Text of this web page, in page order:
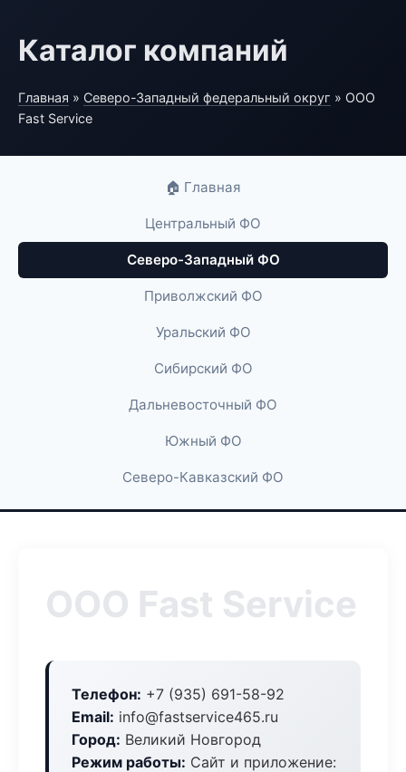
Каталог компаний
Главная » Северо-Западный федеральный округ » ООО
Fast Service
🏠 Главная
Центральный ФО
Северо-Западный ФО
Приволжский ФО
Уральский ФО
Сибирский ФО
Дальневосточный ФО
Южный ФО
Северо-Кавказский ФО
ООО Fast Service
Телефон: +7 (935) 691-58-92
Email: info@fastservice465.ru
Город: Великий Новгород
Режим работы: Сайт и приложение: